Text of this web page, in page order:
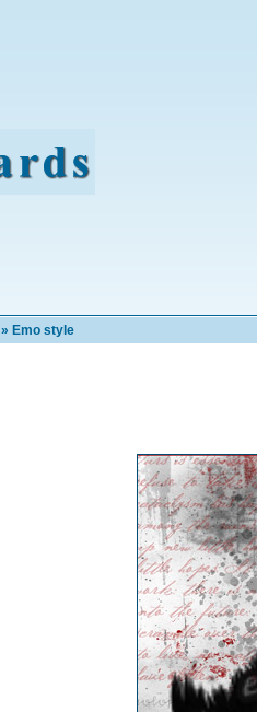
» Emo style